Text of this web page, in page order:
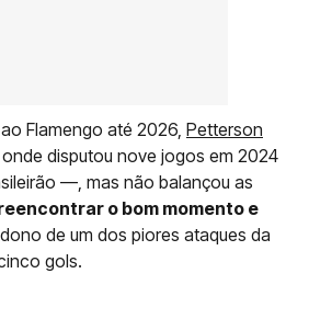
Flamengo até 2026, Petterson
disputou nove jogos em 2024
—, mas não balançou as
o bom momento e
de um dos piores ataques da
gols.